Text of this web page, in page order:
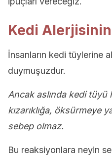
Kedi
İnsanların kedi tüylerine
duymuşuzdur.
Ancak aslında kedi tüyü
kızarıklığa, öksürmeye
sebep olmaz.
Bu reaksiyonlara neyin